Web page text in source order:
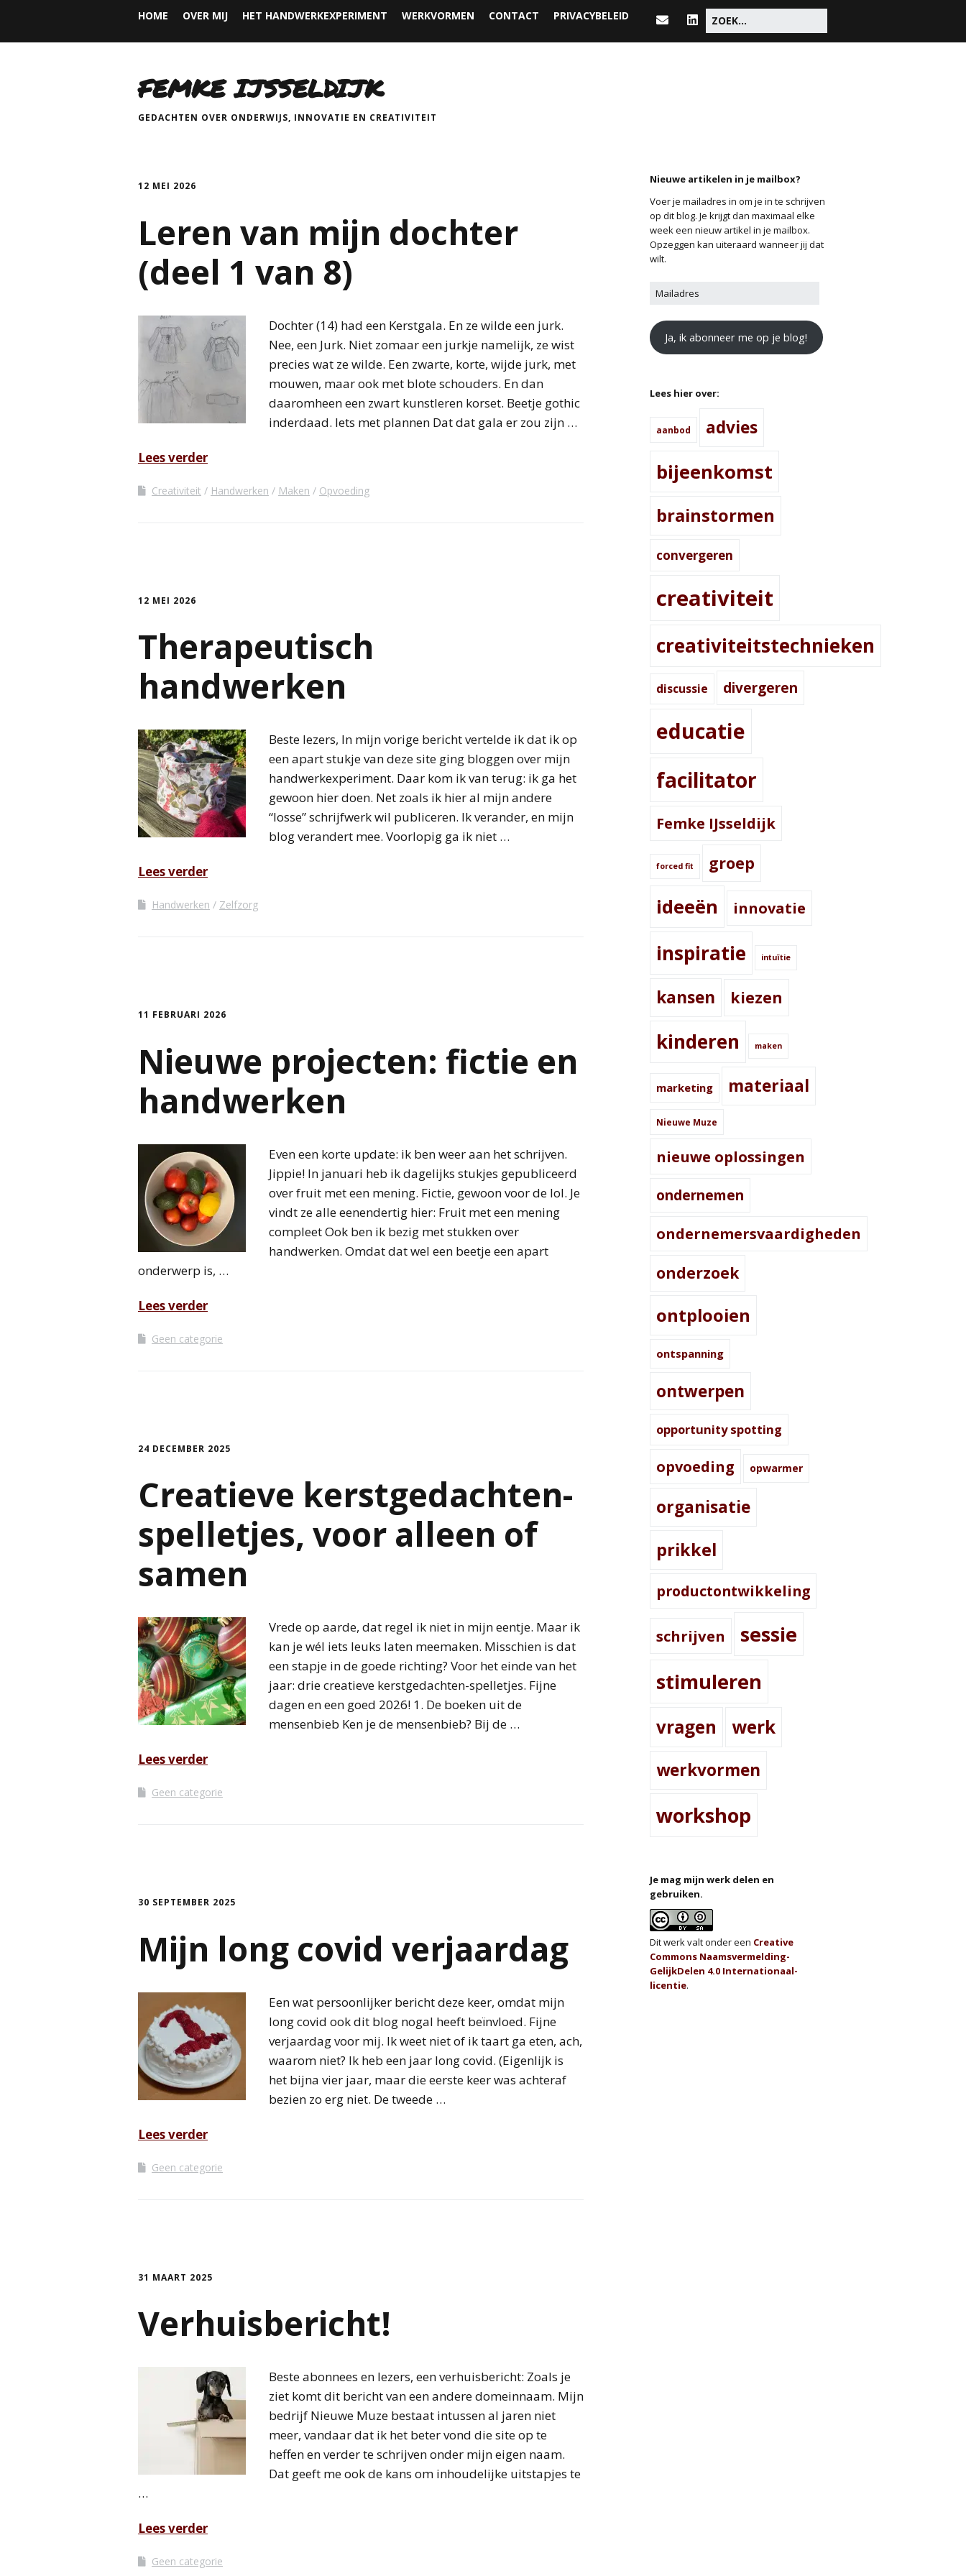
HOME OVER MIJ HET HANDWERKEXPERIMENT WERKVORMEN CONTACT PRIVACYBELEID
FEMKE IJSSELDIJK
GEDACHTEN OVER ONDERWIJS, INNOVATIE EN CREATIVITEIT
12 MEI 2026
Leren van mijn dochter
(deel 1 van 8)
Dochter (14) had een Kerstgala. En ze wilde een jurk.
Nee, een Jurk. Niet zomaar een jurkje namelijk, ze wist
precies wat ze wilde. Een zwarte, korte, wijde jurk, met
mouwen, maar ook met blote schouders. En dan
daaromheen een zwart kunstleren korset. Beetje gothic
inderdaad. Iets met plannen Dat dat gala er zou zijn …
Lees verder
Creativiteit Handwerken Maken Opvoeding
12 MEI 2026
Therapeutisch
handwerken
Beste lezers, In mijn vorige bericht vertelde ik dat ik op
een apart stukje van deze site ging bloggen over mijn
handwerkexperiment. Daar kom ik van terug: ik ga het
gewoon hier doen. Net zoals ik hier al mijn andere
“losse” schrijfwerk wil publiceren. Ik verander, en mijn
blog verandert mee. Voorlopig ga ik niet …
Lees verder
Handwerken Zelfzorg
11 FEBRUARI 2026
Nieuwe projecten: fictie en
handwerken
Even een korte update: ik ben weer aan het schrijven.
Jippie! In januari heb ik dagelijks stukjes gepubliceerd
over fruit met een mening. Fictie, gewoon voor de lol. Je
vindt ze alle eenendertig hier: Fruit met een mening
compleet Ook ben ik bezig met stukken over
handwerken. Omdat dat wel een beetje een apart
onderwerp is, …
Lees verder
Geen categorie
24 DECEMBER 2025
Creatieve kerstgedachten-
spelletjes, voor alleen of
samen
Vrede op aarde, dat regel ik niet in mijn eentje. Maar ik
kan je wél iets leuks laten meemaken. Misschien is dat
een stapje in de goede richting? Voor het einde van het
jaar: drie creatieve kerstgedachten-spelletjes. Fijne
dagen en een goed 2026! 1. De boeken uit de
mensenbieb Ken je de mensenbieb? Bij de …
Lees verder
Geen categorie
30 SEPTEMBER 2025
Mijn long covid verjaardag
Een wat persoonlijker bericht deze keer, omdat mijn
long covid ook dit blog nogal heeft beïnvloed. Fijne
verjaardag voor mij. Ik weet niet of ik taart ga eten, ach,
waarom niet? Ik heb een jaar long covid. (Eigenlijk is
het bijna vier jaar, maar die eerste keer was achteraf
bezien zo erg niet. De tweede …
Lees verder
Geen categorie
31 MAART 2025
Verhuisbericht!
Beste abonnees en lezers, een verhuisbericht: Zoals je
ziet komt dit bericht van een andere domeinnaam. Mijn
bedrijf Nieuwe Muze bestaat intussen al jaren niet
meer, vandaar dat ik het beter vond die site op te
heffen en verder te schrijven onder mijn eigen naam.
Dat geeft me ook de kans om inhoudelijke uitstapjes te
…
Lees verder
Geen categorie
Nieuwe artikelen in je mailbox?
Voer je mailadres in om je in te schrijven
op dit blog. Je krijgt dan maximaal elke
week een nieuw artikel in je mailbox.
Opzeggen kan uiteraard wanneer jij dat
wilt.
Ja, ik abonneer me op je blog!
Lees hier over:
aanbod advies
bijeenkomst
brainstormen
convergeren
creativiteit
creativiteitstechnieken
discussie divergeren
educatie
facilitator
Femke IJsseldijk
forced fit groep
ideeën innovatie
inspiratie intuïtie
kansen kiezen
kinderen maken
marketing materiaal
Nieuwe Muze
nieuwe oplossingen
ondernemen
ondernemersvaardigheden
onderzoek
ontplooien
ontspanning
ontwerpen
opportunity spotting
opvoeding opwarmer
organisatie
prikkel
productontwikkeling
schrijven
sessie
stimuleren
vragen werk
werkvormen
workshop
Je mag mijn werk delen en
gebruiken.
Dit werk valt onder een Creative
Commons Naamsvermelding-
GelijkDelen 4.0 Internationaal-
licentie.